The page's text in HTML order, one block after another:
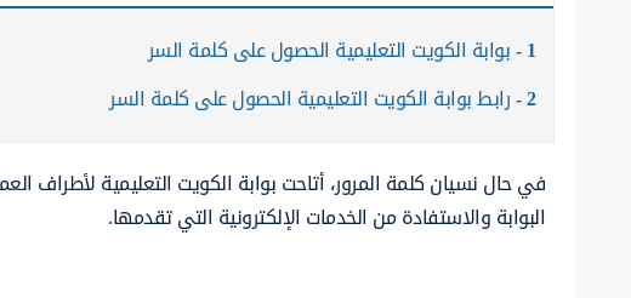
1 بوابة الكويت التعليمية الحصول على كلمة السر
2 رابط بوابة الكويت التعليمية الحصول على كلمة السر
في حال نسيان كلمة المرور، أتاحت بوابة الكويت التعليمية لأطراف
البوابة والاستفادة من الخدمات الإلكترونية التي تقدمها.